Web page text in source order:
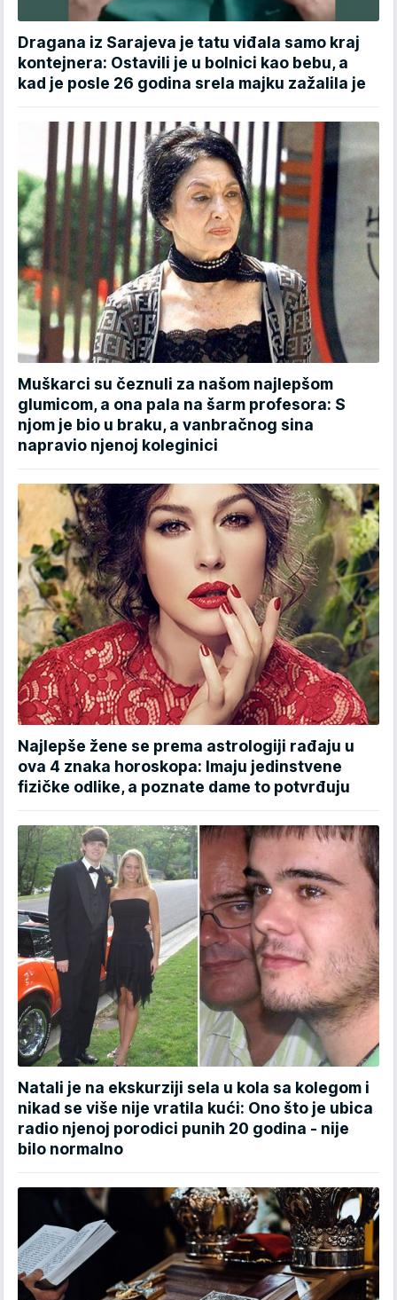
Dragana iz Sarajeva je tatu viđala samo kraj
kontejnera: Ostavili je u bolnici kao bebu, a
kad je posle 26 godina srela majku zažalila je
Muškarci su čeznuli za našom najlepšom
glumicom, a ona pala na šarm profesora: S
njom je bio u braku, a vanbračnog sina
napravio njenoj koleginici
Najlepše žene se prema astrologiji rađaju u
ova 4 znaka horoskopa: Imaju jedinstvene
fizičke odlike, a poznate dame to potvrđuju
Natali je na ekskurziji sela u kola sa kolegom i
nikad se više nije vratila kući: Ono što je ubica
radio njenoj porodici punih 20 godina - nije
bilo normalno